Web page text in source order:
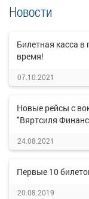
Новости
Билетная касса
время!
07.10.2021
Новые рейсы с
"Вяртсиля
24.08.2021
Первые 10
20.08.2019